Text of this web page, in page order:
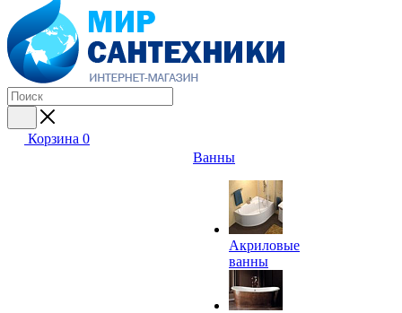
Корзина 0
Ванны
Акриловые
ванны